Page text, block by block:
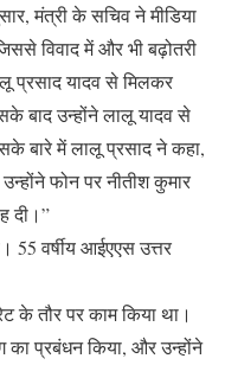
मंत्री के सचिव ने मीडिया
विवाद में और भी बढ़ोतरी
प्रसाद यादव से मिलकर
बाद उन्होंने लालू यादव से
बारे में लालू प्रसाद ने कहा,
फोन पर नीतीश कुमार
दी।”
वर्षीय आईएएस उत्तर
के तौर पर काम किया था।
का प्रबंधन किया, और उन्होंने